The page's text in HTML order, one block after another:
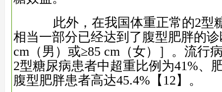
此外，在我国体重正常的2型
相当一部分已经达到了腹型肥胖的
cm（男）或≥85 cm（女）］。流行
2型糖尿病患者中超重比例为41%、
腹型肥胖患者高达45.4% 【12】 。